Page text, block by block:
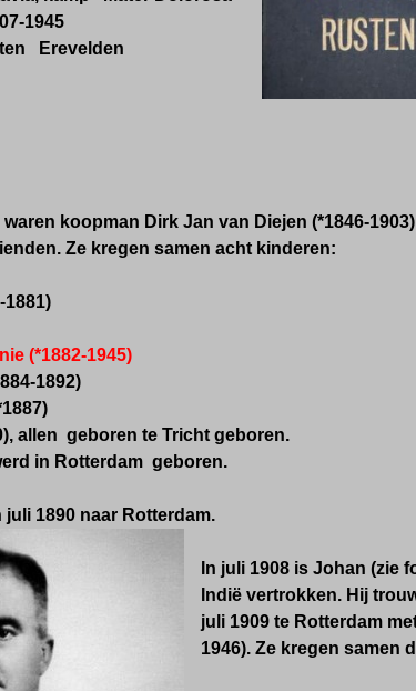
1945
Erevelden
koopman Dirk Jan van Diejen (*1846-
. Ze kregen samen acht kinderen:
(*1882-1945)
1892)
allen geboren te Tricht geboren.
in Rotterdam geboren.
1890 naar Rotterdam.
In juli 1908 is Johan (zie
Indië vertrokken. Hij
juli 1909 te Rotterdam
1946). Ze kregen samen